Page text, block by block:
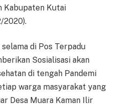
Kabupaten Kutai
2020).
di Pos Terpadu
Sosialisasi akan
di tengah Pandemi
warga masyarakat yang
Desa Muara Kaman Ilir